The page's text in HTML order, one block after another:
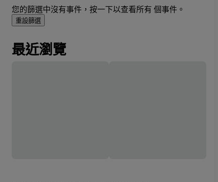
您的篩選中沒有事件，按一下以查看所有 個事件。
重設篩選
最近瀏覽